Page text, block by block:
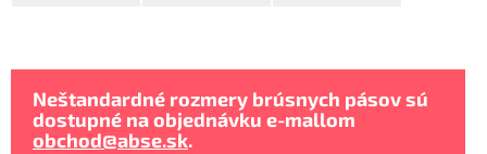
Neštandardné rozmery brúsnych pásov sú
dostupné na objednávku e-mallom
obchod@abse.sk.